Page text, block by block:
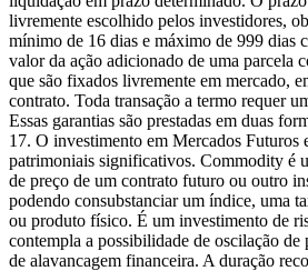
livremente escolhido pelos investidores,
mínimo de 16 dias e máximo de 999 dias
valor da ação adicionado de uma parcela
que são fixados livremente em mercado,
contrato. Toda transação a termo requer
Essas garantias são prestadas em duas
O investimento em Mercados Futuros
patrimoniais significativos. Commodity é
de preço de um contrato futuro ou outro
podendo consubstanciar um índice, uma
ou produto físico. É um investimento de
contempla a possibilidade de oscilação
de alavancagem financeira. A duração